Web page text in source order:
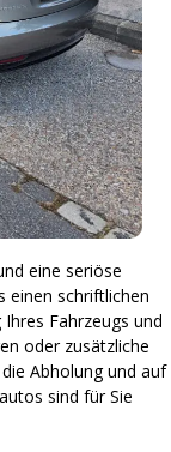
eine seriöse
einen schriftlichen
Fahrzeugs und
oder zusätzliche
Abholung und auf
sind für Sie